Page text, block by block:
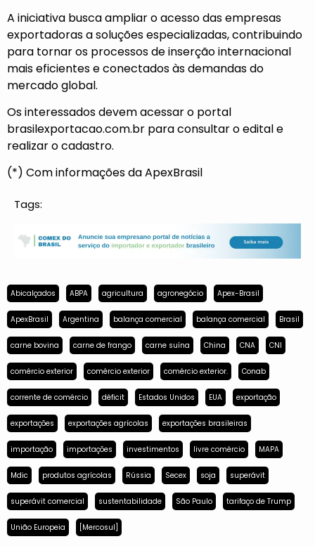
A iniciativa busca ampliar o acesso das empresas
exportadoras a soluções especializadas, contribuindo
para tornar os processos de inserção internacional
mais eficientes e conectados às demandas do
mercado global.
Os interessados devem acessar o portal
brasilexportacao.com.br para consultar oeditale
realizar o cadastro.
(*) Com informações da ApexBrasil
Tags:
Abicalçados ABPA agricultura agronegócio Apex-Brasil
ApexBrasil Argentina balança comercial balança comercial Brasil
carne bovina carne de frango carne suína China CNA CNI
comércio exterior comércio exterior comércio exterior. Conab
corrente de comércio déficit Estados Unidos EUA exportação
exportações exportações agrícolas exportações brasileiras
importação importações investimentos livre comércio MAPA
Mdic produtos agrícolas Rússia Secex soja superávit
superávit comercial sustentabilidade São Paulo tarifaço de Trump
União Europeia [Mercosul]